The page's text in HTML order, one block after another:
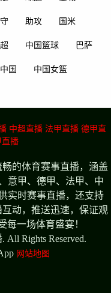
助攻 国米
中国篮球 巴萨
中国 中国女篮
中超直播 法甲直播 德甲直
直播
的体育赛事直播，涵盖
意甲、德甲、法甲、中
实时赛事直播，还支持
动，推送迅速，保证观
每一场体育盛宴！
All Rights Reserved.
网站地图